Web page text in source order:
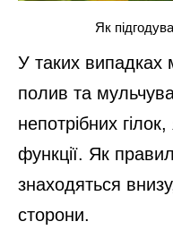
Як
У таких випадках
полив та
непотрібних
функції. Як
знаходяться
сторони.